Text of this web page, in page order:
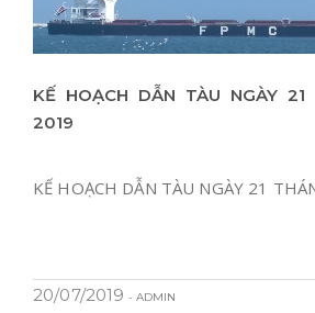
KẾ HOẠCH DẪN TÀU NGÀY
2019
KẾ HOẠCH DẪN TÀU NGÀY 21
20/07/2019 - ADMIN